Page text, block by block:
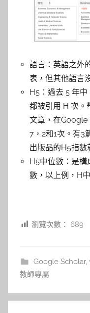
語言：英語之外
表，但其他語言
H5：過去 5 年
都被引用 H 次。
文章，在Google
7，2和1次。有3
出版品的H5指數
H5中位數：是構
數，以上例，H
瀏覽次數： 689
Google Scholar,
教師專屬